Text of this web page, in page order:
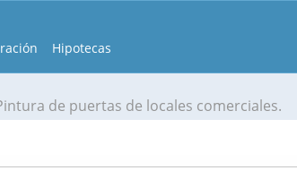
Hipotecas
de puertas de locales comerciales.